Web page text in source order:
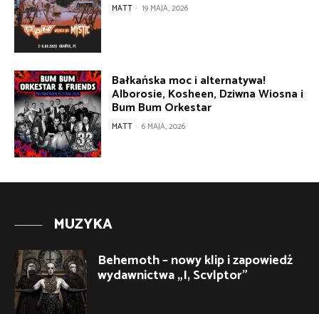
MATT - 19 MAJA, 2026
Bałkańska moc i alternatywa!
Alborosie, Kosheen, Dziwna Wiosna i
Bum Bum Orkestar
MATT - 6 MAJA, 2026
MUZYKA
Behemoth – nowy klip i zapowiedź
wydawnictwa „I, Scvlptor”